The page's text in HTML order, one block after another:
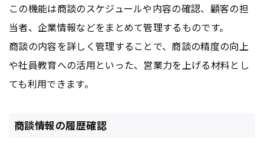
この機能は商談のスケジュールや内容の確認、顧客の担
当者、企業情報などをまとめて管理するものです。
商談の内容を詳しく管理することで、商談の精度の向上
や社員教育への活用といった、営業力を上げる材料とし
ても利用できます。
商談情報の履歴確認